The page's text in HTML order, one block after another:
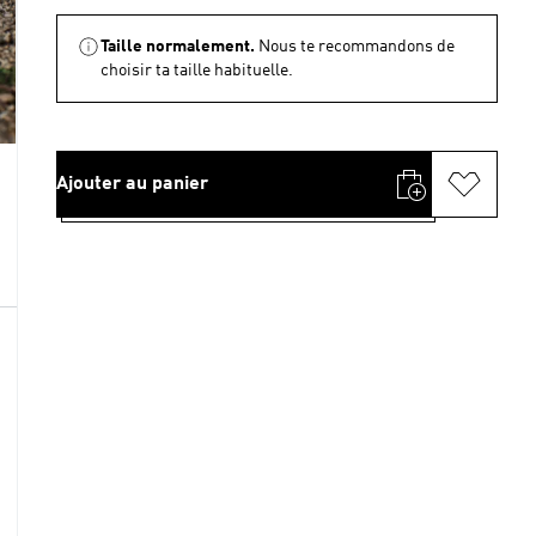
Taille normalement. Nous te recommandons de
choisir ta taille habituelle.
Ajouter au panier